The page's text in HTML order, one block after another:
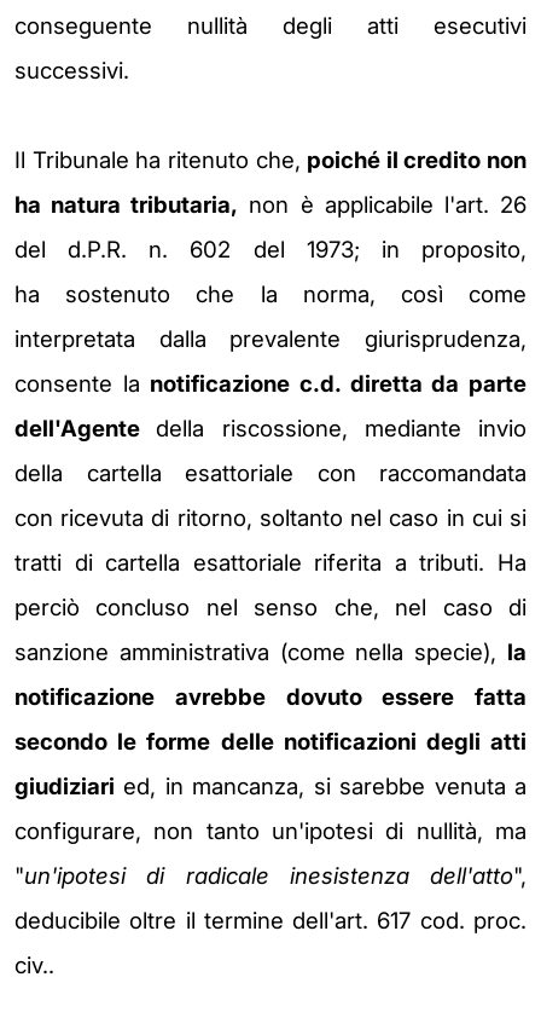
conseguente nullità degli atti esecutivi
successivi.
Il Tribunale ha ritenuto che, poiché il credito non
ha natura tributaria, non è applicabile l'art. 26
del d.P.R. n. 602 del 1973; in proposito,
ha sostenuto che la norma, così come
interpretata dalla prevalente giurisprudenza,
consente la notificazione c.d. diretta da parte
dell'Agente della riscossione, mediante invio
della cartella esattoriale con raccomandata
con ricevuta di ritorno, soltanto nel caso in cui si
tratti di cartella esattoriale riferita a tributi. Ha
perciò concluso nel senso che, nel caso di
sanzione amministrativa (come nella specie), la
notificazione avrebbe dovuto essere fatta
secondo leforme delle notificazioni degli atti
giudiziari ed, in mancanza, si sarebbe venuta a
configurare, non tanto un'ipotesi di nullità, ma
"un'ipotesi di radicale inesistenza dell'atto",
deducibile oltre il termine dell'art. 617 cod. proc.
civ..